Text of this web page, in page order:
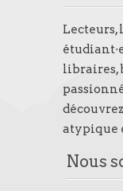
Lecteurs,
libraires,
atypique
Nous